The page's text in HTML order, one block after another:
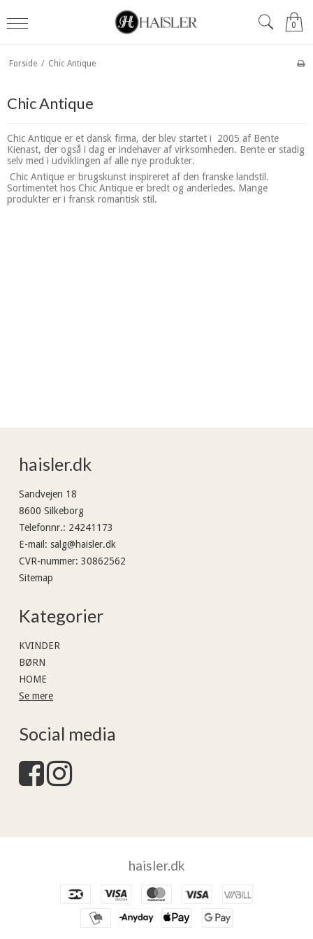
0
Forside / Chic Antique
Chic Antique
Chic Antique er et dansk firma, der blev startet i 2005 af Bente
Kienast, der også i dag er indehaver af virksomheden. Bente er stadig
selv med i udviklingen af alle nye produkter.
Chic Antique er brugskunst inspireret af den franske landstil.
Sortimentet hos Chic Antique er bredt og anderledes. Mange
produkter er i fransk romantisk stil.
haisler.dk
Sandvejen 18
8600 Silkeborg
Telefonnr.: 24241173
E-mail : salg@haisler.dk
CVR-nummer: 30862562
Sitemap
Kategorier
KVINDER
BØRN
HOME
Se mere
Social media
haisler.dk